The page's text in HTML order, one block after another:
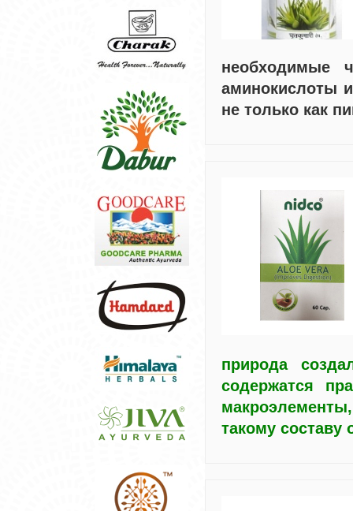
необходимые
аминокислоты
не только как
природа
содержатся
такому составу